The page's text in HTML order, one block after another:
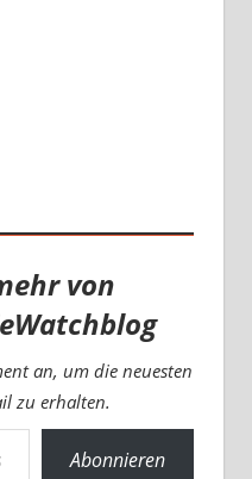
von
an, um die neuesten
zu erhalten.
Abonnieren